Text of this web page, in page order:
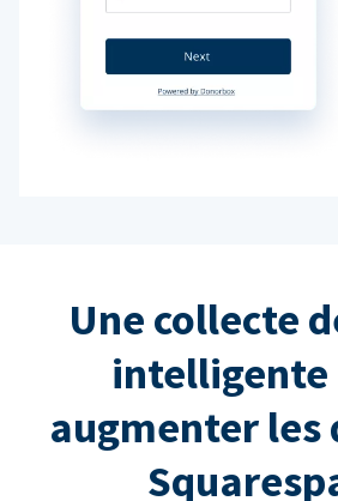
Une collecte
intelligente
augmenter les